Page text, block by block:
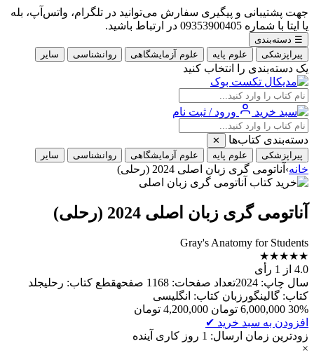
جهت پشتیبانی و پیگیری سفارش می‌توانید در تلگرام، واتس‌آپ، بله
یا ایتا با شماره 09353900405 در ارتباط باشید.
☰ دسته‌بندی
پیراپزشکی
علوم پایه علوم آزمایشگاهی روانشناسی سایر
یک دسته‌بندی را انتخاب کنید
ورود / ثبت نام
دسته‌بندی کتاب‌ها
✕
پیراپزشکی
علوم پایه علوم آزمایشگاهی روانشناسی سایر
خانه› آناتومی گری زبان اصلی 2024 (رحلی)
آناتومی گری زبان اصلی 2024 (رحلی)
Gray's Anatomy for Students
★
★
★
★
★
4.0 از 1 رأی
سال چاپ: 2024تعداد صفحات: 1168 صفحهقطع کتاب: رحلیجلد
کتاب: گالینگورزبان کتاب: انگلیسی
30%
6,000,000 تومان 4,200,000 تومان
افزودن به سبد خرید ✔
زودترین زمان ارسال: 1 روز کاری آینده
×